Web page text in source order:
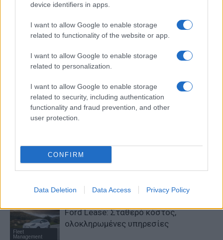
device identifiers in apps.
I want to allow Google to enable storage
related to functionality of the website or app.
I want to allow Google to enable storage
related to personalization.
I want to allow Google to enable storage
related to security, including authentication
functionality and fraud prevention, and other
user protection.
CONFIRM
Data Deletion Data Access Privacy Policy
ΠΕΡΙΣΣΟΤΕΡΑ ΑΠΟ ΤΟΝ ΔΗΜΙΟΥΡΓΟ
Management
Η συμφωνία Arval-Athlon
αναδιαμορφώνει την αγορά leasing
Ayvens: Iσχυρά περιθώρια κέρδους
Management
Η ηλεκτροκίνηση ως ένα
Fleet
Management
Ford Lease: Σταθερό κόστος,
ολοκληρωμένες υπηρεσίες